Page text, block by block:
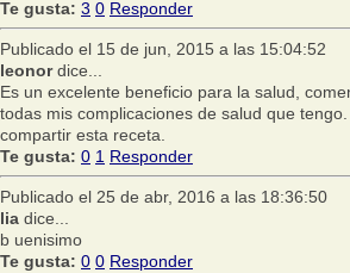
Te gusta: 3 0 Responder
Publicado el 15 de jun, 2015 a las 15:04:52
leonordice...
Es un excelente beneficio para la salud,
todas mis complicaciones de salud que
compartir esta receta.
Te gusta: 0 1 Responder
Publicado el 25 de abr, 2016 a las 18:36:50
lia dice...
b uenisimo
Te gusta: 0 0 Responder